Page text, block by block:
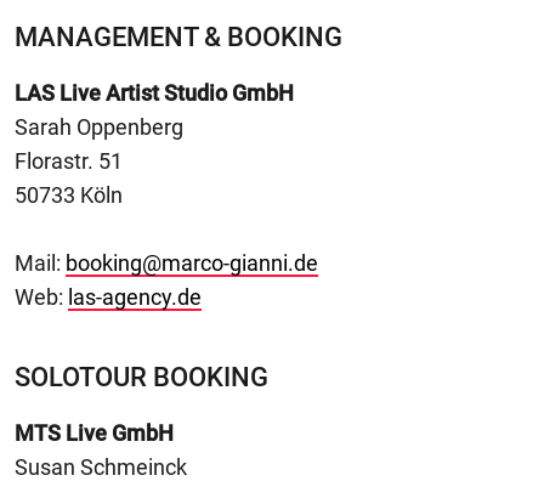
MANAGEMENT & BOOKING
LAS Live Artist Studio GmbH
Sarah Oppenberg
Florastr. 51
50733 Köln
Mail: booking@marco-gianni.de
Web: las-agency.de
SOLOTOUR BOOKING
MTS Live GmbH
Susan Schmeinck